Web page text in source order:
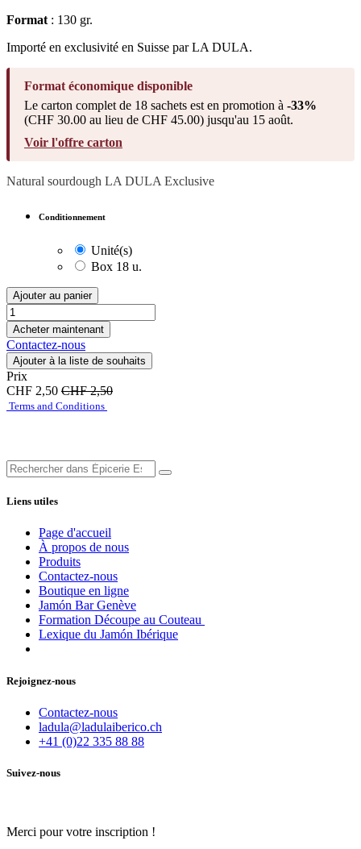
Format : 130 gr.
Importé en exclusivité en Suisse par LA DULA.
Format économique disponible
Le carton complet de 18 sachets est en promotion à -33%
(CHF 30.00 au lieu de CHF 45.00) jusqu'au 15 août.
Voir l'offre carton
Natural sourdough LA DULA Exclusive
Conditionnement
Unité(s)
Box 18 u.
Ajouter au panier
Acheter maintenant
Contactez-nous
Ajouter à la liste de souhaits
Prix
CHF 2,50 CHF2,50
Terms and Conditions
Liens utiles
Page d'accueil
À propos de nous
Produits
Contactez-nous
Boutique en ligne
Jamón Bar Genève
Formation Découpe au Couteau
Lexique du Jamón Ibérique
Rejoignez-nous
Contactez-nous
ladula@ladulaiberico.ch
+41 (0)22 335 88 88
Suivez-nous
Merci pour votre inscription !